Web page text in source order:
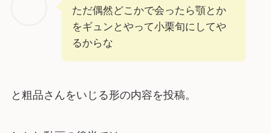
ただ偶然どこかで会ったら顎とか
をギュンとやって小栗旬にしてや
るからな
と粗品さんをいじる形の内容を投稿。